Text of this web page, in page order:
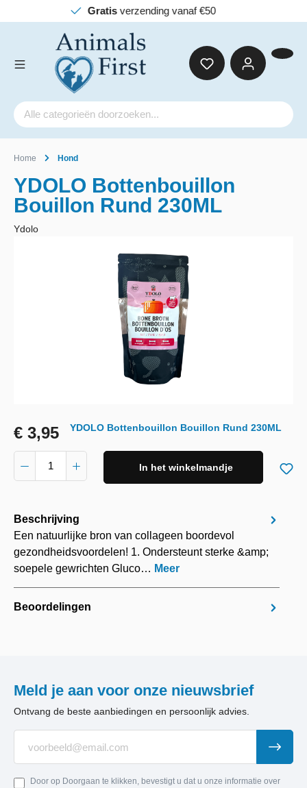
verzending vanaf €50
Home Hond
YDOLO Bottenbouillon
Bouillon Rund 230ML
Ydolo
€ 3,95 YDOLO Bottenbouillon Bouillon Rund 230ML
In het winkelmandje
Beschrijving
Een natuurlijke bron van collageen boordevol
gezondheidsvoordelen! 1. Ondersteunt sterke &amp;
soepele gewrichten Gluco… Meer
Beoordelingen
Meld je aan voor onze nieuwsbrief
Ontvang de beste aanbiedingen en persoonlijk advies.
Door op Doorgaan te klikken, bevestigt u dat u onze informatie over